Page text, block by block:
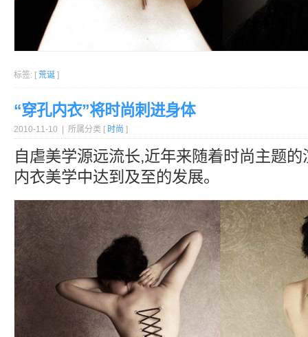
标签: [ 荒诞 ]
“穿孔内衣”将时尚刺进身体
2010-11-10 | 所属分类 [ 时尚 ]
自虐美学源远流长,近年来随着时尚主题
内衣美学中达到及至的发展。